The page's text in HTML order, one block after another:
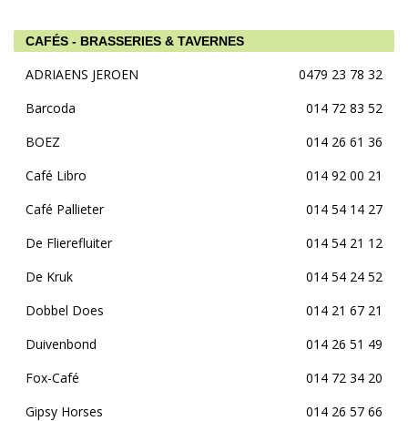
CAFÉS - BRASSERIES & TAVERNES
ADRIAENS JEROEN
0479 23 78 32
Barcoda
014 72 83 52
BOEZ
014 26 61 36
Café Libro
014 92 00 21
Café Pallieter
014 54 14 27
De Flierefluiter
014 54 21 12
De Kruk
014 54 24 52
Dobbel Does
014 21 67 21
Duivenbond
014 26 51 49
Fox-Café
014 72 34 20
Gipsy Horses
014 26 57 66